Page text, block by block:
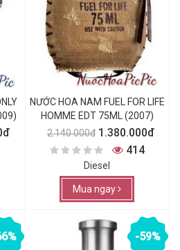
NƯỚC HOA NAM FUEL FOR LIFE
HOMME EDT 75ML (2007)
2.140.000đ 1.380.000đ
414
Diesel
Mua ngay
-59%